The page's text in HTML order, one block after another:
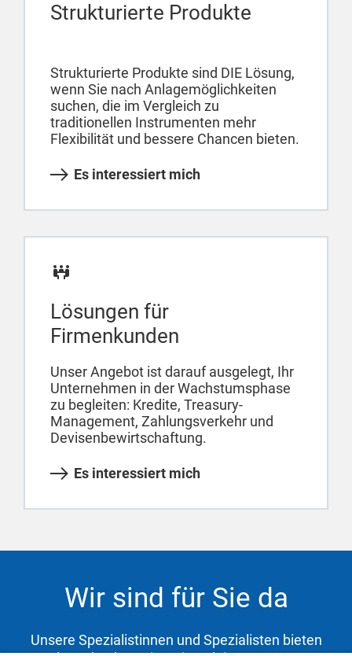
Strukturierte Produkte
Strukturierte Produkte sind DIE Lösung,
wenn Sie nach Anlagemöglichkeiten
suchen, die im Vergleich zu
traditionellen Instrumenten mehr
Flexibilität und bessere Chancen bieten.
Es interessiert mich
Lösungen für
Firmenkunden
Unser Angebot ist darauf ausgelegt, Ihr
Unternehmen in der Wachstumsphase
zu begleiten: Kredite, Treasury-
Management, Zahlungsverkehr und
Devisenbewirtschaftung.
Es interessiert mich
Wir sind für Sie da
Unsere Spezialistinnen und Spezialisten bieten